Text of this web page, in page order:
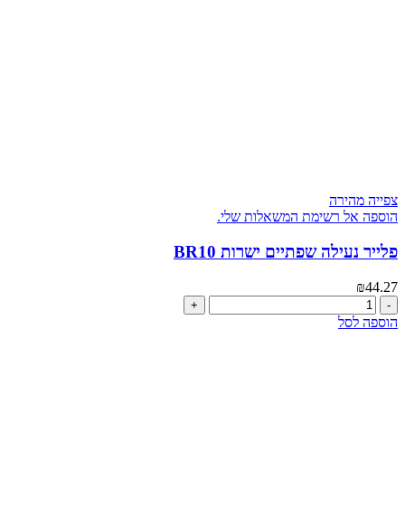
צפייה מהירה
הוספה אל רשימת המשאלות שלי.
פלייר נעילה שפתיים ישרות BR10
₪44.27
כמות
של
הוספה לסל